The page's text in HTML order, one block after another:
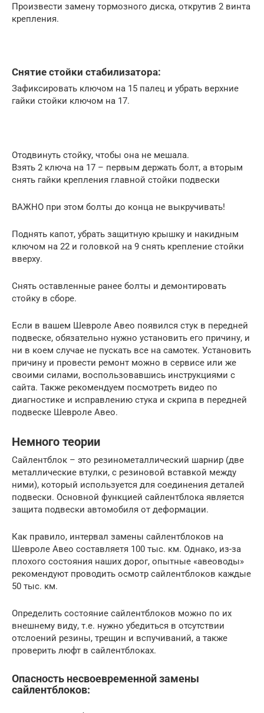
Произвести замену тормозного диска, открутив 2 винта
крепления.
Снятие стойки стабилизатора:
Зафиксировать ключом на 15 палец и убрать верхние
гайки стойки ключом на 17.
Отодвинуть стойку, чтобы она не мешала.
Взять 2 ключа на 17 – первым держать болт, а вторым
снять гайки крепления главной стойки подвески
ВАЖНО при этом болты до конца не выкручивать!
Поднять капот, убрать защитную крышку и накидным
ключом на 22 и головкой на 9 снять крепление стойки
вверху.
Снять оставленные ранее болты и демонтировать
стойку в сборе.
Если в вашем Шевроле Авео появился стук в передней
подвеске, обязательно нужно установить его причину, и
ни в коем случае не пускать все на самотек. Установить
причину и провести ремонт можно в сервисе или же
своими силами, воспользовавшись инструкциями с
сайта. Также рекомендуем посмотреть видео по
диагностике и исправлению стука и скрипа в передней
подвеске Шевроле Авео.
Немного теории
Сайлентблок – это резинометаллический шарнир (две
металлические втулки, с резиновой вставкой между
ними), который используется для соединения деталей
подвески. Основной функцией сайлентблока является
защита подвески автомобиля от деформации.
Как правило, интервал замены сайлентблоков на
Шевроле Авео составляетя 100 тыс. км. Однако, из-за
плохого состояния наших дорог, опытные «авеоводы»
рекомендуют проводить осмотр сайлентблоков каждые
50 тыс. км.
Определить состояние сайлентблоков можно по их
внешнему виду, т.е. нужно убедиться в отсутствии
отслоений резины, трещин и вспучиваний, а также
проверить люфт в сайлентблоках.
Опасность несвоевременной замены
сайлентблоков: